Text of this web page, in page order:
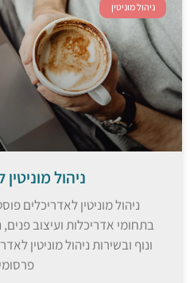
ניהול מוניטין
ניהול
ניהול מוניטין לאדריכלים
בתחומי אדריכלות ועיצוב פנים,
ונוף ובשירות ניהול מוניטין